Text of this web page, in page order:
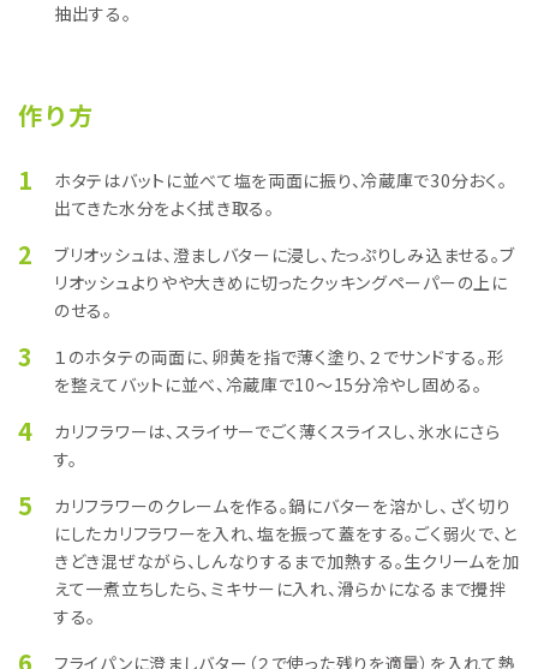
抽出する。
作り方
1
ホタテはバットに並べて塩を両面に振り、冷蔵庫で30分おく。
出てきた水分をよく拭き取る。
2
ブリオッシュは、澄ましバターに浸し、たっぷりしみ込ませる。ブ
リオッシュよりやや大きめに切ったクッキングペーパーの上に
のせる。
3
１のホタテの両面に、卵黄を指で薄く塗り、２でサンドする。形
を整えてバットに並べ、冷蔵庫で10〜15分冷やし固める。
4
カリフラワーは、スライサーでごく薄くスライスし、氷水にさら
す。
5
カリフラワーのクレームを作る。鍋にバターを溶かし、ざく切り
にしたカリフラワーを入れ、塩を振って蓋をする。ごく弱火で、と
きどき混ぜながら、しんなりするまで加熱する。生クリームを加
えて一煮立ちしたら、ミキサーに入れ、滑らかになるまで攪拌
する。
フライパンに澄ましバター（２で使った残りを適量）を入れて熱